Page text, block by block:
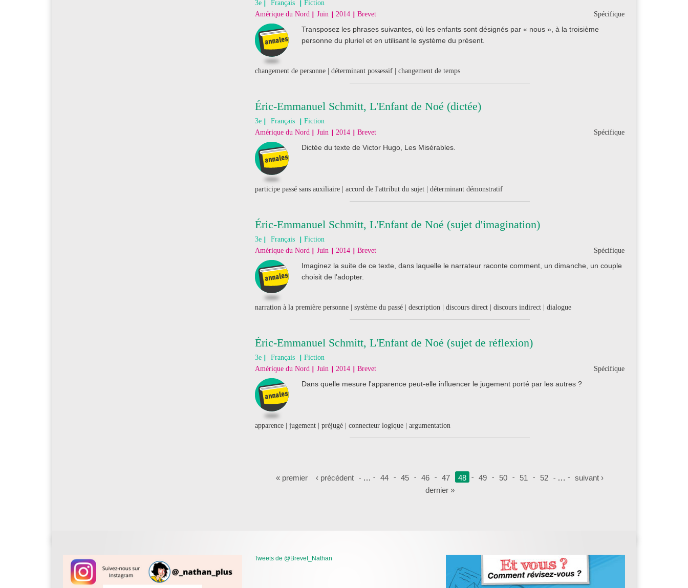
3e Français
Fiction
Spécifique
Amérique du Nord Juin 2014 Brevet
Transposez les phrases suivantes, où les enfants sont désignés par « nous », à la troisième
personne du pluriel et en utilisant le système du présent.
changement de personne | déterminant possessif | changement de temps
Éric-Emmanuel Schmitt, L'Enfant de Noé (dictée)
3e Français
Fiction
Spécifique
Amérique du Nord Juin 2014 Brevet
Dictée du texte de Victor Hugo, Les Misérables.
participe passé sans auxiliaire | accord de l'attribut du sujet | déterminant démonstratif
Éric-Emmanuel Schmitt, L'Enfant de Noé (sujet d'imagination)
3e Français
Fiction
Spécifique
Amérique du Nord Juin 2014 Brevet
Imaginez la suite de ce texte, dans laquelle le narrateur raconte comment, un dimanche, un couple
choisit de l'adopter.
narration à la première personne | système du passé | description | discours direct | discours indirect | dialogue
Éric-Emmanuel Schmitt, L'Enfant de Noé (sujet de réflexion)
3e Français
Fiction
Spécifique
Amérique du Nord Juin 2014 Brevet
Dans quelle mesure l'apparence peut-elle influencer le jugement porté par les autres ?
apparence | jugement | préjugé | connecteur logique | argumentation
Pages« premier ‹ précédent … 44 45 46 47 48 49 50 51 52 …
suivant ›
dernier »
Tweets de @Brevet_Nathan